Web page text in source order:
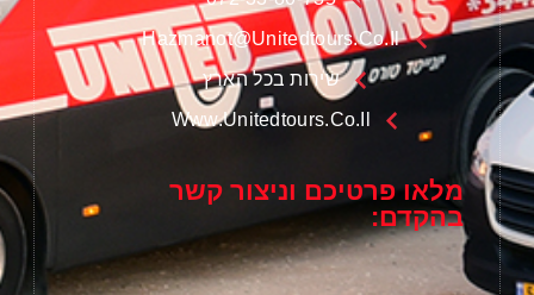
Hazmanot@unitedtours.co.il
שירות בכל הארץ
Www.unitedtours.co.il
מלאו פרטיכם וניצור קשר
בהקדם: